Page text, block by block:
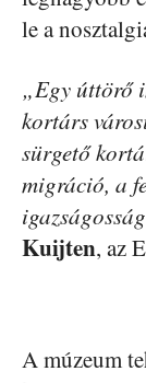
le a
„Egy úttörő
kortárs
sürgető
migráció, a
Kuijten, az
A múzeum